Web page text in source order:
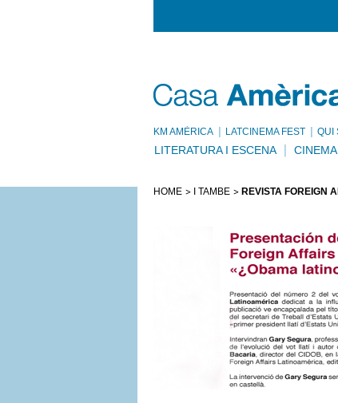
KM AMÈRICA LATCINEMA FEST QUI
LITERATURA I ESCENA CINEMA
HOME I TAMBÉ REVISTA FOREIGN